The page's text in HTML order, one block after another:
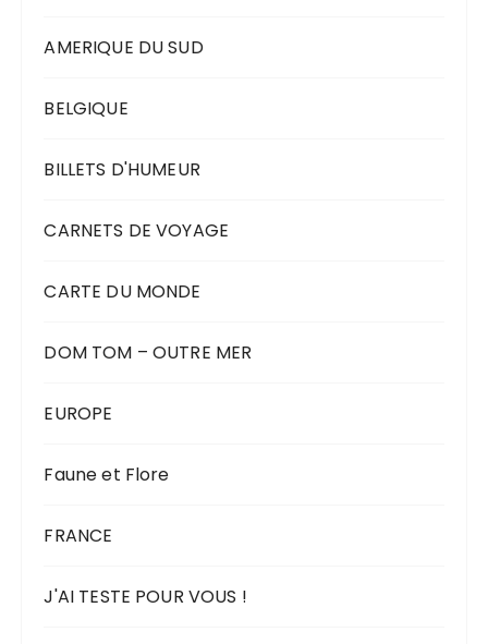
AMERIQUE DU SUD
BELGIQUE
BILLETS D'HUMEUR
CARNETS DE VOYAGE
CARTE DU MONDE
DOM TOM – OUTRE MER
EUROPE
Faune et Flore
FRANCE
J'AI TESTE POUR VOUS !